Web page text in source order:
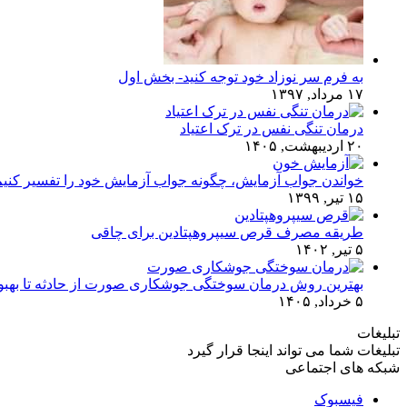
به فرم سر نوزاد خود توجه کنید- بخش اول
۱۷ مرداد, ۱۳۹۷
درمان تنگی نفس در ترک اعتیاد
۲۰ اردیبهشت, ۱۴۰۵
خواندن جواب آزمایش، چگونه جواب آزمایش خود را تفسیر
۱۵ تیر, ۱۳۹۹
طریقه مصرف قرص سیپروهپتادین برای چاقی
۵ تیر, ۱۴۰۲
بهترین روش درمان سوختگی جوشکاری صورت از حادثه تا
۵ خرداد, ۱۴۰۵
تبلیغات
تبلیغات شما می تواند اینجا قرار گیرد
شبکه های اجتماعی
فیسبوک